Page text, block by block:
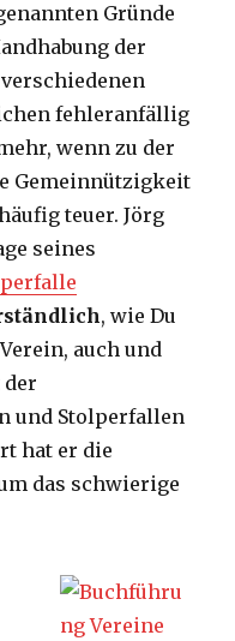
Gründe
der
fehleranfällig
wenn zu der
Gemeinnützigkeit
teuer. Jörg
seines
, wie Du
auch und
und Stolperfallen
hat er die
das schwierige